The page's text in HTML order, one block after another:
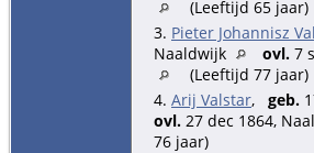
(Leeftijd 65 jaar)
3. Pieter Johannisz
Naaldwijk
ovl. 7
(Leeftijd 77 jaar)
4. Arij Valstar, geb.
ovl. 27 dec 1864,
76 jaar)